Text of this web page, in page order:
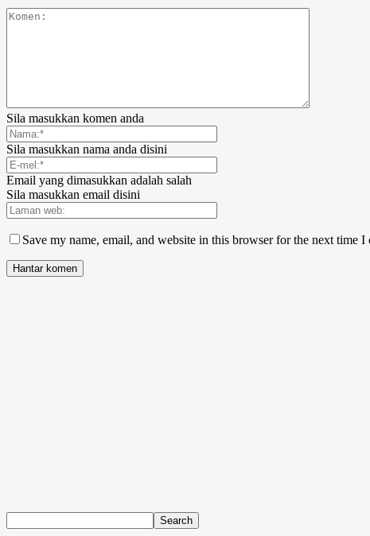
Sila masukkan komen anda
Sila masukkan nama anda disini
Email yang dimasukkan adalah salah
Sila masukkan email disini
Save my name, email, and website in this browser for the next time I